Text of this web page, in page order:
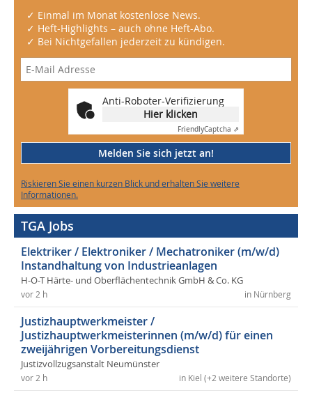
✓ Einmal im Monat kostenlose News.
✓ Heft-Highlights – auch ohne Heft-Abo.
✓ Bei Nichtgefallen jederzeit zu kündigen.
Anti-Roboter-Verifizierung
Hier klicken
FriendlyCaptcha ⇗
Melden Sie sich jetzt an!
Riskieren Sie einen kurzen Blick und erhalten Sie weitere
Informationen.
TGA Jobs
Elektriker / Elektroniker / Mechatroniker (m/w/d)
Instandhaltung von Industrieanlagen
H-O-T Härte- und Oberflächentechnik GmbH & Co. KG
in Nürnberg
vor 2 h
Justizhauptwerkmeister /
Justizhauptwerkmeisterinnen (m/w/d) für einen
zweijährigen Vorbereitungsdienst
Justizvollzugsanstalt Neumünster
in Kiel (+2 weitere Standorte)
vor 2 h